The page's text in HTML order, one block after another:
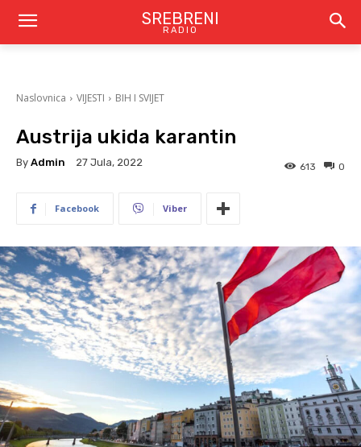
SREBRENI
RADIO
Naslovnica VIJESTI BIH I SVIJET
Austrija ukida karantin
By Admin 27 Jula, 2022 0
613
Facebook Viber